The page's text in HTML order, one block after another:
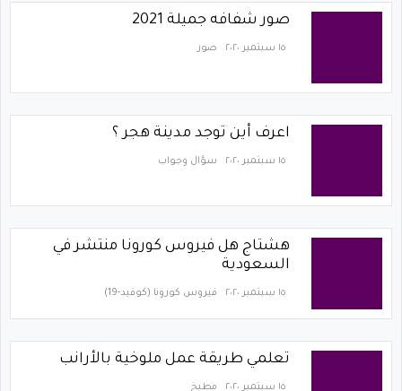
صور شفافه جميلة 2021
١٥ سبتمبر ٢٠٢٠ صور
اعرف أين توجد مدينة هجر ؟
١٥ سبتمبر ٢٠٢٠ سؤال وجواب
هشتاج هل فيروس كورونا منتشر في
السعودية
١٥ سبتمبر ٢٠٢٠ فيروس كورونا (كوفيد-19)‏
تعلمي طريقة عمل ملوخية بالأرانب
١٥ سبتمبر ٢٠٢٠ مطبخ